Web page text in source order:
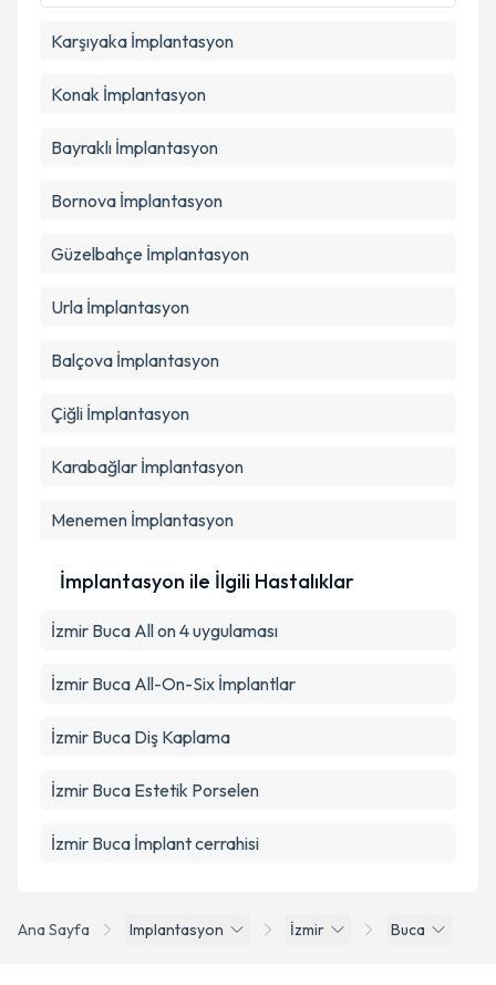
Ana Sayfa Implantasyon İzmir Buca
Karşıyaka İmplantasyon
Konak İmplantasyon
Bayraklı İmplantasyon
Bornova İmplantasyon
Güzelbahçe İmplantasyon
Urla İmplantasyon
Balçova İmplantasyon
Çiğli İmplantasyon
Karabağlar İmplantasyon
Menemen İmplantasyon
İmplantasyon ile İlgili Hastalıklar
İzmir Buca All on 4 uygulaması
İzmir Buca All-On-Six İmplantlar
İzmir Buca Diş Kaplama
İzmir Buca Estetik Porselen
İzmir Buca İmplant cerrahisi